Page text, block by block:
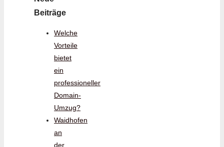
Beiträge
Welche
Vorteile
bietet
ein
professioneller
Domain-
Umzug?
Waidhofen
an
der